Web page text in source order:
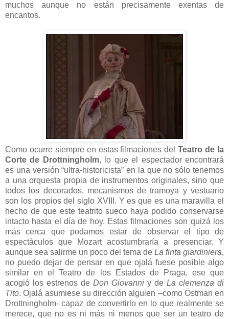
muchos aunque no están precisamente exentas de
encantos.
Como ocurre siempre en estas filmaciones delTeatro de la
Corte de Drottningholm, lo que el espectador encontrará
es una versión “ultra-historicista” en la que no sólo tenemos
a una orquesta propia de instrumentos originales, sino que
todos los decorados, mecanismos de tramoya y vestuario
son los propios del siglo XVIII. Y es que es una maravilla el
hecho de que este teatrito sueco haya podido conservarse
intacto hasta el día de hoy. Estas filmaciones son quizá los
más cerca que podamos estar de observar el tipo de
espectáculos que Mozart acostumbraría a presenciar. Y
aunque sea salirme un poco del tema de La finta giardiniera,
no puedo dejar de pensar en que ojalá fuese posible algo
similar en el Teatro de los Estados de Praga, ese que
acogió los estrenos de Don Giovanni y de La clemenza di
Tito. Ojalá asumiese su dirección alguien –como Östman en
Drottningholm- capaz de convertirlo en lo que realmente se
merece, que no es ni más ni menos que ser un teatro de